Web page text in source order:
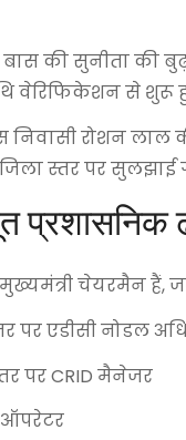
की सुनीता की
वेरिफिकेशन से शुरू
निवासी रोशन लाल
स्तर पर सुलझाई
प्रशासनिक
मुख्यमंत्री चेयरमैन हैं,
पर एडीसी नोडल
पर CRID मैनेजर